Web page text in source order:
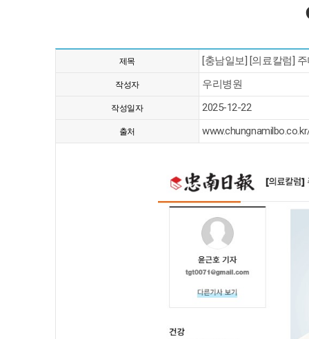
제목 [충남일보] [의료칼럼]
작성자 우리병원
작성일자 2025-12-22
출처